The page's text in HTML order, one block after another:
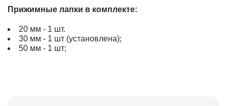
Прижимные лапки в комплекте:
20 мм - 1 шт.
30 мм - 1 шт (установлена);
50 мм - 1 шт;